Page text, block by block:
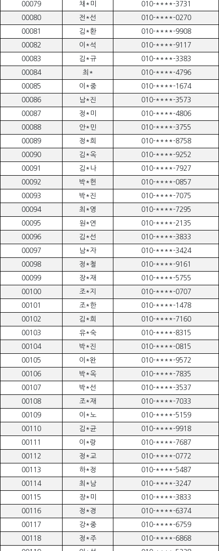
00079
채*미
010-****-3731
00080
전*선
010-****-0270
00081
김*환
010-****-9908
00082
이*석
010-****-9117
00083
김*규
010-****-3383
00084
최*
010-****-4796
00085
이*중
010-****-1674
00086
남*진
010-****-3573
00087
정*미
010-****-4806
00088
안*민
010-****-3755
00089
정*희
010-****-8758
00090
김*옥
010-****-9252
00091
김*나
010-****-7927
00092
박*헌
010-****-0857
00093
박*진
010-****-7075
00094
최*영
010-****-7295
00095
원*연
010-****-2135
00096
김*선
010-****-3833
00097
남*자
010-****-3424
00098
정*철
010-****-9161
00099
장*재
010-****-5755
00100
조*지
010-****-0707
00101
조*한
010-****-1478
00102
김*희
010-****-7160
00103
유*숙
010-****-8315
00104
박*진
010-****-0815
00105
이*완
010-****-9572
00106
박*옥
010-****-7835
00107
박*선
010-****-3537
00108
조*재
010-****-7033
00109
이*노
010-****-5159
00110
김*균
010-****-9918
00111
이*랑
010-****-7687
00112
정*교
010-****-0772
00113
하*정
010-****-5487
00114
최*남
010-****-3247
00115
장*미
010-****-3833
00116
정*경
010-****-6374
00117
강*중
010-****-6759
00118
정*주
010-****-6868